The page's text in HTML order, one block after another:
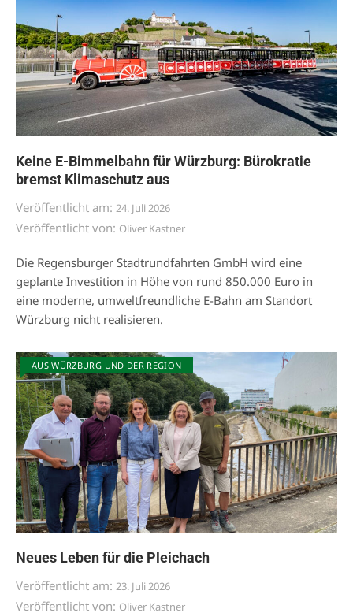
Keine E-Bimmelbahn für Würzburg: Bürokratie
bremst Klimaschutz aus
Veröffentlicht am: 24. Juli 2026
Veröffentlicht von: Oliver Kastner
Die Regensburger Stadtrundfahrten GmbH wird eine
geplante Investition in Höhe von rund 850.000 Euro in
eine moderne, umweltfreundliche E-Bahn am Standort
Würzburg nicht realisieren.
AUS WÜRZBURG UND DER REGION
Neues Leben für die Pleichach
Veröffentlicht am: 23. Juli 2026
Veröffentlicht von: Oliver Kastner